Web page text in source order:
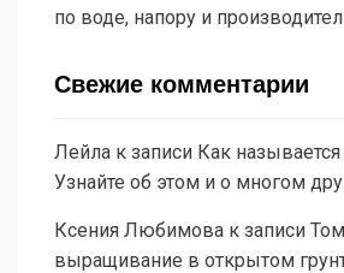
по воде, напору и
Свежие комментарии
Лейла к записи Как
Узнайте об этом и о многом
Ксения Любимова к записи
выращивание в открытом